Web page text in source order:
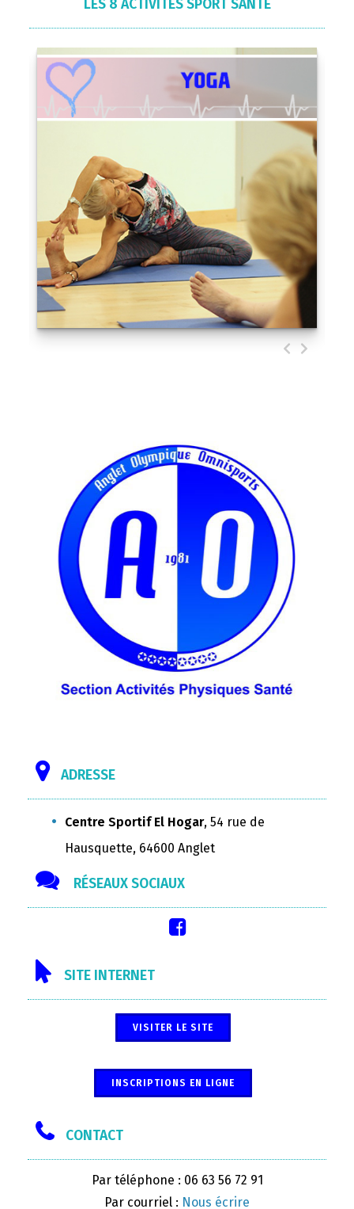
ADRESSE
Centre Sportif El Hogar, 54 rue de
Hausquette, 64600 Anglet
RÉSEAUX SOCIAUX
SITE INTERNET
VISITER LE SITE
INSCRIPTIONS EN LIGNE
CONTACT
Par téléphone : 06 63 56 72 91
Par courriel : Nous écrire
LES 8 ACTIVITÉS SPORT SANTÉ